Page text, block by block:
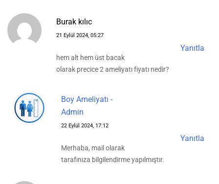
Burak kılıc
21 Eylül 2024, 05:27
Yanıtla
hem alt hem üst bacak
olarak precice 2 ameliyatı fiyatı nedir?
Boy Ameliyatı -
Admin
22 Eylül 2024, 17:12
Yanıtla
Merhaba, mail olarak
tarafınıza bilgilendirme yapılmıştır.